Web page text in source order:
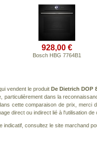
928,00 €
Bosch HBG 7764B1
vendent le produitDe Dietrich DOP
particulièrement dans la
cette comparaison de prix, merci
direct ou indirect lié à l'utilisation de
indicatif, consultez le site marchand